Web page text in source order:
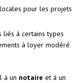
pour les projets
liés à certains types
à loyer modéré
à un notaire et à un